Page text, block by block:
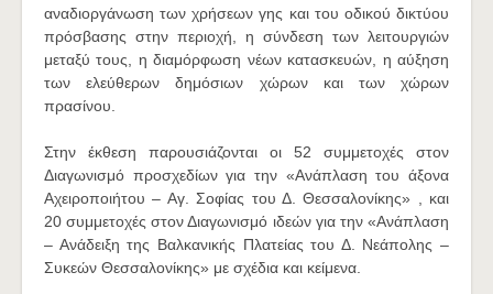
αναδιοργάνωση των χρήσεων γης και του οδικού δικτύου
πρόσβασης στην περιοχή, η σύνδεση των λειτουργιών
μεταξύ τους, η διαμόρφωση νέων κατασκευών, η αύξηση
των ελεύθερων δημόσιων χώρων και των χώρων
πρασίνου.
Στην έκθεση παρουσιάζονται οι 52 συμμετοχές στον
Διαγωνισμό προσχεδίων για την «Ανάπλαση του άξονα
Αχειροποιήτου – Αγ. Σοφίας του Δ. Θεσσαλονίκης» , και
20 συμμετοχές στον Διαγωνισμό ιδεών για την «Ανάπλαση
– Ανάδειξη της Βαλκανικής Πλατείας του Δ. Νεάπολης –
Συκεών Θεσσαλονίκης» με σχέδια και κείμενα.